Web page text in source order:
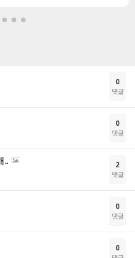
0
댓글
0
댓글
.. 2
댓글
0
댓글
0